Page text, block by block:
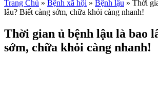
Trang Chủ » Bệnh xã hội » Bệnh lậu » Thời
lâu? Biết càng sớm, chữa khỏi càng nhanh!
Thời gian ủ bệnh lậu là bao
sớm, chữa khỏi càng nhanh!